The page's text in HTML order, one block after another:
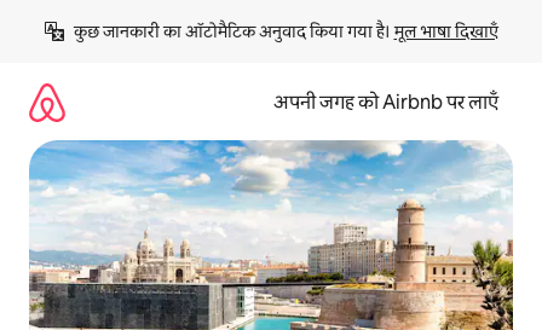
छोड़कर
कॉन्टेंट
कुछ जानकारी का ऑटोमैटिक अनुवाद किया गया है। मूल भाषा दिखाएँ
अपनी जगह को Airbnb पर लाएँ